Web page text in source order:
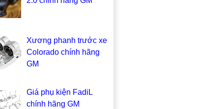
Xương phanh trước xe
Colorado chính hãng
GM
Giá phụ kiện FadiL
chính hãng GM